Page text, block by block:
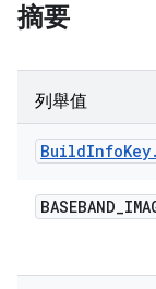
摘要
列舉值
BuildInfoKey.
BASEBAND_